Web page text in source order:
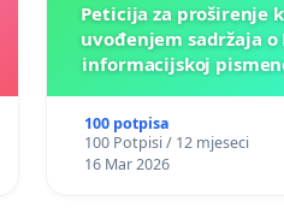
Peticija za proširenje
uvođenjem sadržaja
informacijskoj
Kantonu Sarajevo
kurikularnom modelu
100 potpisa
100 Potpisi / 12 mjeseci
16 Mar 2026